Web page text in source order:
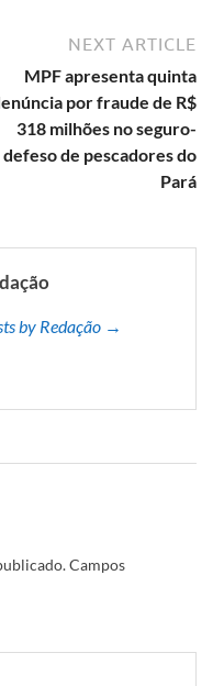
NEXT ARTICLE
MPF apresenta quinta
por fraude de R$
318 milhões no seguro-
defeso de pescadores do
Pará
by Redação →
Campos